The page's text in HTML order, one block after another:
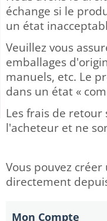
Mon Compte
échange si le
un état
Veuillez vous
emballages
manuels, etc. Le
dans un état «
Les frais de retour
l'acheteur et ne
Vous pouvez
directement